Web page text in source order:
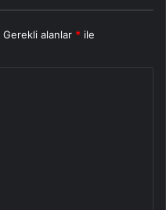
Gerekli alanlar * ile